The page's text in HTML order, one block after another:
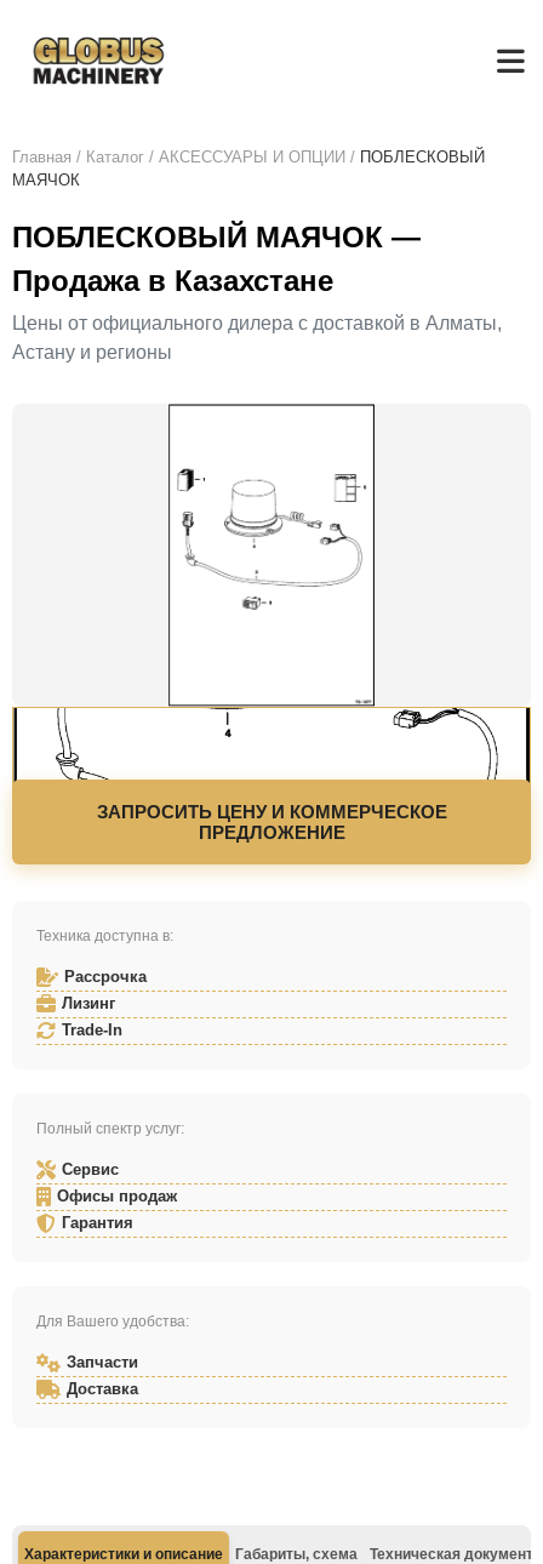
Главная / Каталог / АКСЕСCУАРЫ И ОПЦИИ / ПОБЛЕСКОВЫЙ
МАЯЧОК
ПОБЛЕСКОВЫЙ МАЯЧОК —
Продажа в Казахстане
Цены от официального дилера с доставкой в Алматы,
Астану и регионы
ЗАПРОСИТЬ ЦЕНУ И КОММЕРЧЕСКОЕ
ПРЕДЛОЖЕНИЕ
Техника доступна в:
Рассрочка
Лизинг
Trade-In
Полный спектр услуг:
Сервис
Офисы продаж
Гарантия
Для Вашего удобства:
Запчасти
Доставка
Характеристики и описание Габариты, схема Техническая